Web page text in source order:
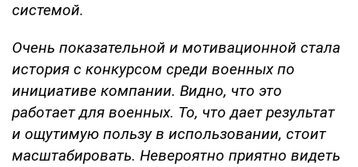
системой.
Очень показательной и мотивационной стала
история с конкурсом среди военных по
инициативе компании. Видно, что это
работает для военных. То, что дает результат
и ощутимую пользу в использовании, стоит
масштабировать. Невероятно приятно видеть